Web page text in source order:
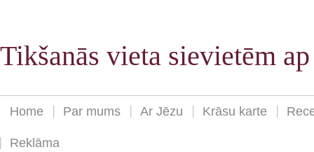
Tikšanās vieta sievietēm
Home Par mums Ar Jēzu Krāsu karte
Reklāma